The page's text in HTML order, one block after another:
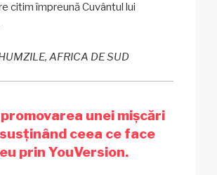
citim împreună Cuvântul lui
AFRICA DE SUD
unei mișcări
ceea ce face
prin YouVersion.